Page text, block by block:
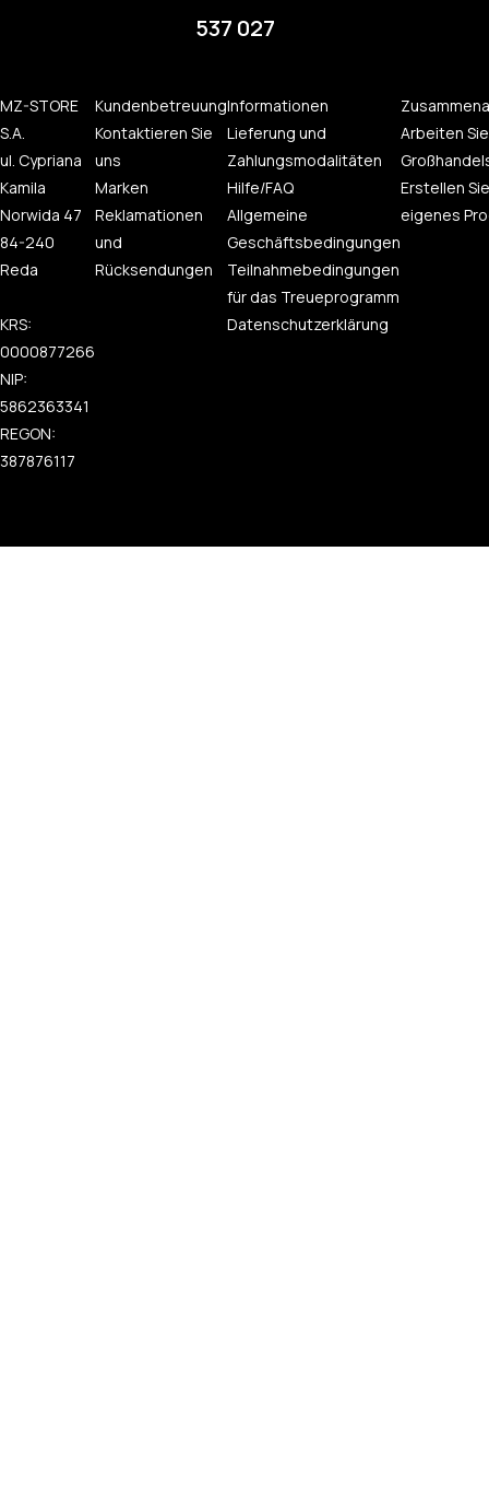
537 027
MZ-STORE
S.A.
ul. Cypriana
Kamila
Norwida 47
84-240
Reda
KRS:
0000877266
NIP:
5862363341
REGON:
387876117
Kundenbetreuung
Kontaktieren Sie
uns
Marken
Reklamationen
und
Rücksendungen
Informationen
Lieferung und
Zahlungsmodalitäten
Hilfe/FAQ
Allgemeine
Geschäftsbedingungen
Teilnahmebedingungen
für das Treueprogramm
Datenschutzerklärung
Arbeiten
Erstellen
eigenes